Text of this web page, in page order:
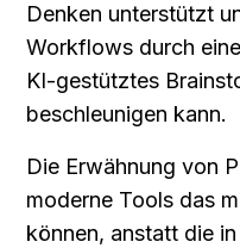
Denken unterstützt
Workflows durch
KI-gestütztes
beschleunigen kann.
Die Erwähnung von
moderne Tools das
können, anstatt die